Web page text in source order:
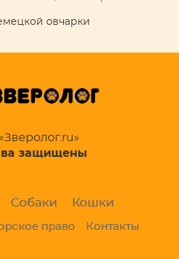
овчарки
защищены
Собаки Кошки
право Контакты